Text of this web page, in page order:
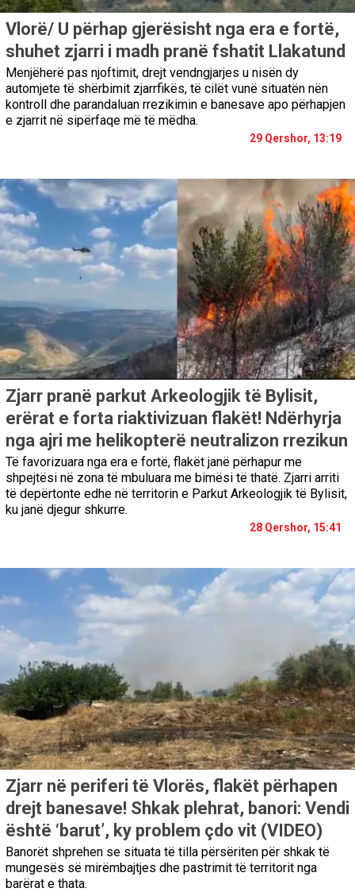
Vlorë/ U përhap gjerësisht nga era e fortë,
shuhet zjarri i madh pranë fshatit Llakatund
Menjëherë pas njoftimit, drejt vendngjarjes u nisën dy
automjete të shërbimit zjarrfikës, të cilët vunë situatën nën
kontroll dhe parandaluan rrezikimin e banesave apo përhapjen
e zjarrit në sipërfaqe më të mëdha.
29 Qershor, 13:19
Zjarr pranë parkut Arkeologjik të Bylisit,
erërat e forta riaktivizuan flakët! Ndërhyrja
nga ajri me helikopterë neutralizon rrezikun
Të favorizuara nga era e fortë, flakët janë përhapur me
shpejtësi në zona të mbuluara me bimësi të thatë. Zjarri arriti
të depërtonte edhe në territorin e Parkut Arkeologjik të Bylisit,
ku janë djegur shkurre.
28 Qershor, 15:41
Zjarr në periferi të Vlorës, flakët përhapen
drejt banesave! Shkak plehrat, banori: Vendi
është ‘barut’, ky problem çdo vit (VIDEO)
Banorët shprehen se situata të tilla përsëriten për shkak të
mungesës së mirëmbajtjes dhe pastrimit të territorit nga
barërat e thata.